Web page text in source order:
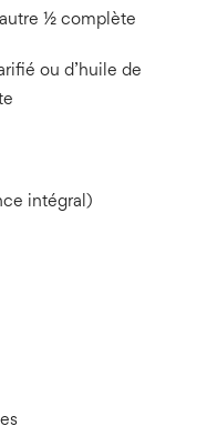
½ complète
ou d’huile de
intégral)